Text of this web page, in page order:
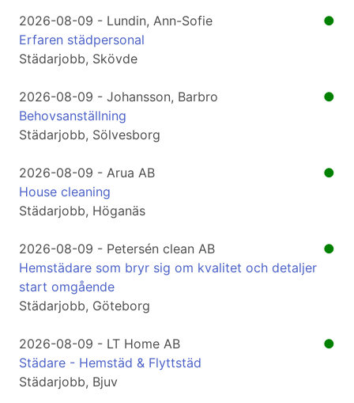
●
2026-08-09 - Lundin, Ann-Sofie
Erfaren städpersonal
Städarjobb, Skövde
●
2026-08-09 - Johansson, Barbro
Behovsanställning
Städarjobb, Sölvesborg
●
2026-08-09 - Arua AB
House cleaning
Städarjobb, Höganäs
●
2026-08-09 - Petersén clean AB
Hemstädare som bryr sig om kvalitet och detaljer
start omgående
Städarjobb, Göteborg
●
2026-08-09 - LT Home AB
Städare - Hemstäd & Flyttstäd
Städarjobb, Bjuv